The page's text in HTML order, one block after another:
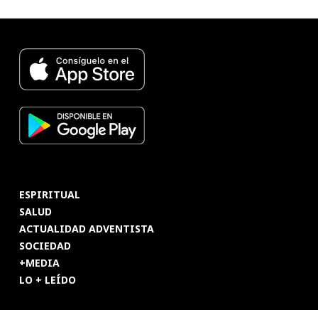
ESPIRITUAL
SALUD
ACTUALIDAD ADVENTISTA
SOCIEDAD
+MEDIA
LO + LEÍDO